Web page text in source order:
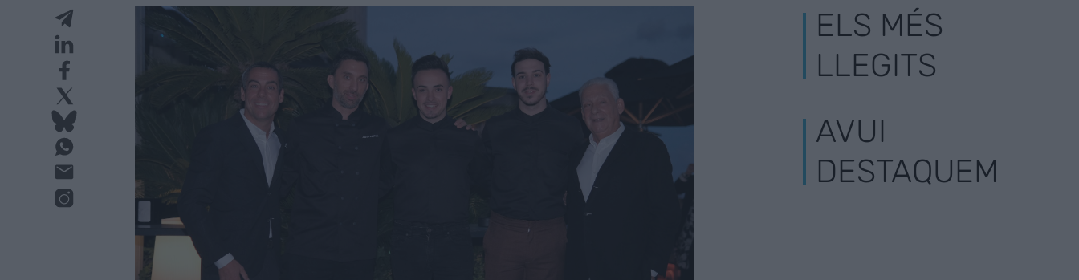
ELS MÉS
LLEGITS
AVUI
DESTAQUEM